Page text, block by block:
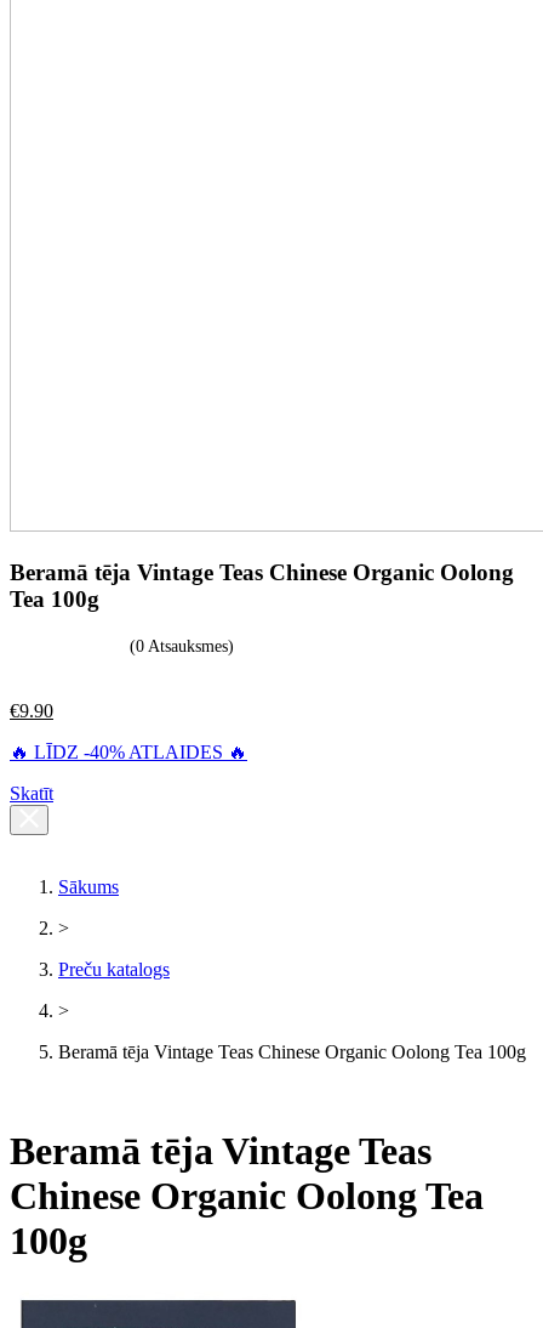
Beramā tēja Vintage Teas Chinese Organic Oolong
Tea 100g
(0 Atsauksmes)
€9.90
🔥 LĪDZ -40% ATLAIDES 🔥
Skatīt
Sākums
>
Preču katalogs
>
Beramā tēja Vintage Teas Chinese Organic Oolong Tea 100g
Beramā tēja Vintage Teas
Chinese Organic Oolong Tea
100g